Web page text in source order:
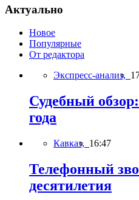
Актуально
Новое
Популярные
От редактора
Экспресс-анализ,
Судебный
года
Кавказ, 16:47
Телефонный
десятилетия